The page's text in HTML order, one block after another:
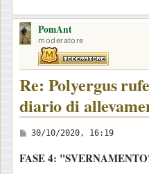
PomAnt
moderatore
Re: Polyergus
diario di
M
s
30/10/2020, 16:19
FASE 4: